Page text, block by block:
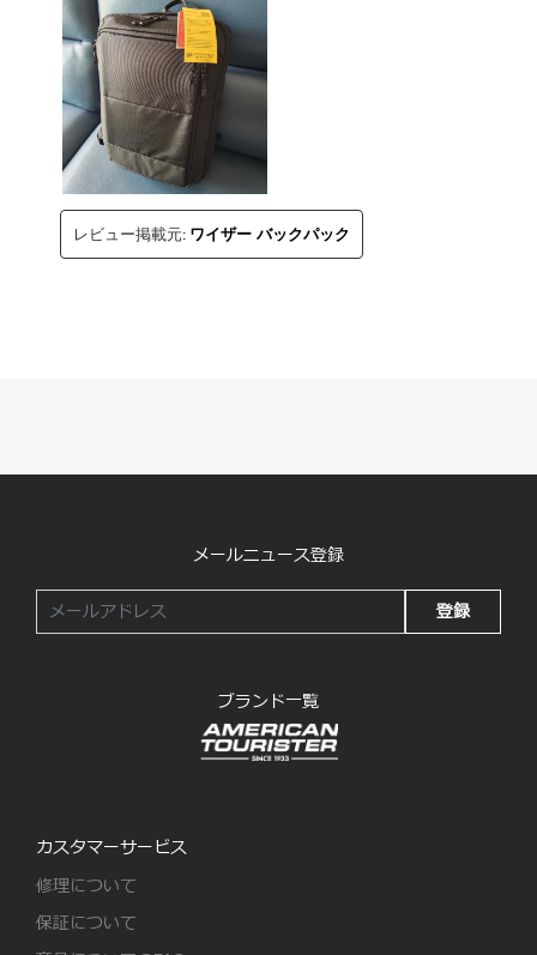
レビュー掲載元: ワイザー バックパック
メールニュース登録
登録
ブランド一覧
カスタマーサービス
修理について
保証について